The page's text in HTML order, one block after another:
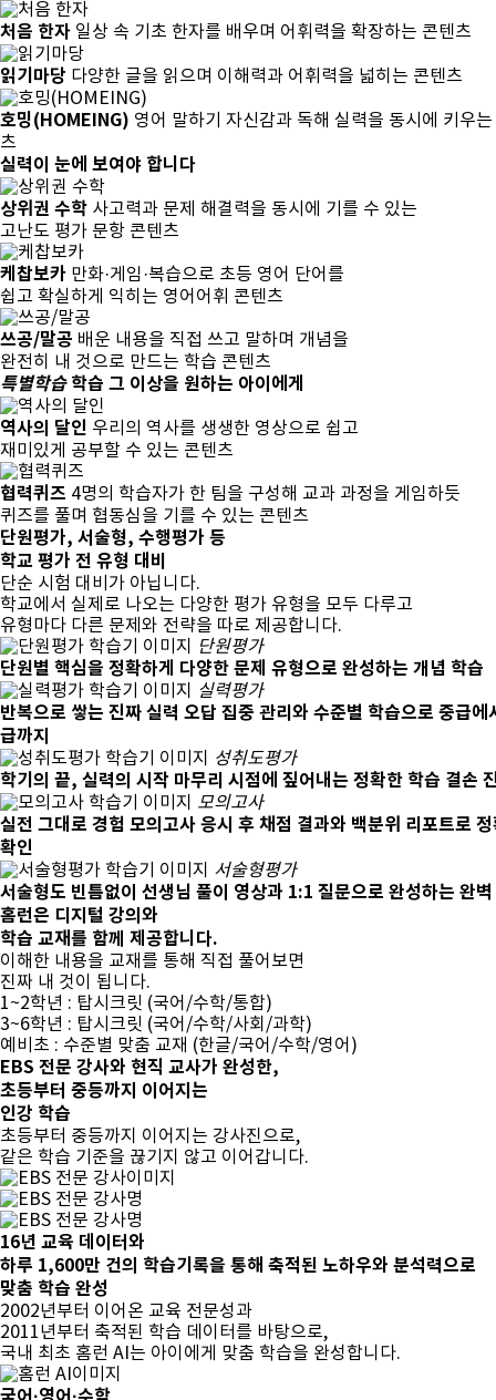
처음 한자 일상 속 기초 한자를 배우며 어휘력을 확장하는 콘텐츠
읽기마당 다양한 글을 읽으며 이해력과 어휘력을 넓히는 콘텐츠
호밍(HOMEING) 영어 말하기 자신감과 독해 실력을 동시에 키우
츠
실력이 눈에 보여야 합니다
상위권 수학 사고력과 문제 해결력을 동시에 기를 수 있는
고난도 평가 문항 콘텐츠
케찹보카 만화·게임·복습으로 초등 영어 단어를
쉽고 확실하게 익히는 영어어휘 콘텐츠
쓰공/말공 배운 내용을 직접 쓰고 말하며 개념을
완전히 내 것으로 만드는 학습 콘텐츠
특별학습학습 그 이상을 원하는 아이에게
역사의 달인 우리의 역사를 생생한 영상으로 쉽고
재미있게 공부할 수 있는 콘텐츠
협력퀴즈 4명의 학습자가 한 팀을 구성해 교과 과정을 게임하듯
퀴즈를 풀며 협동심을 기를 수 있는 콘텐츠
단원평가, 서술형, 수행평가 등
학교 평가 전 유형 대비
단순 시험 대비가 아닙니다.
학교에서 실제로 나오는 다양한 평가 유형을 모두 다루고
유형마다 다른 문제와 전략을 따로 제공합니다.
단원평가
단원별 핵심을 정확하게 다양한 문제 유형으로 완성하는 개념 학습
실력평가
반복으로 쌓는 진짜 실력 오답 집중 관리와 수준별 학습으로 중급에
급까지
성취도평가
학기의 끝, 실력의 시작 마무리 시점에 짚어내는 정확한 학습 결손
모의고사
실전 그대로 경험 모의고사 응시 후 채점 결과와 백분위 리포트로
확인
서술형평가
서술형도 빈틈없이 선생님 풀이 영상과 1:1 질문으로 완성하는 완
홈런은 디지털 강의와
학습 교재를 함께 제공합니다.
이해한 내용을 교재를 통해 직접 풀어보면
진짜 내 것이 됩니다.
1~2학년 : 탑시크릿 (국어/수학/통합)
3~6학년 : 탑시크릿 (국어/수학/사회/과학)
예비초 : 수준별 맞춤 교재 (한글/국어/수학/영어)
EBS 전문 강사와 현직 교사가 완성한,
초등부터 중등까지 이어지는
인강 학습
초등부터 중등까지 이어지는 강사진으로,
같은 학습 기준을 끊기지 않고 이어갑니다.
16년 교육 데이터와
하루 1,600만 건의 학습기록을 통해 축적된 노하우와 분석력으로
맞춤 학습 완성
2002년부터 이어온 교육 전문성과
2011년부터 축적된 학습 데이터를 바탕으로,
국내 최초 홈런 AI는 아이에게 맞춤 학습을 완성합니다.